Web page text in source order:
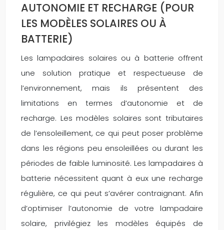
AUTONOMIE ET RECHARGE (POUR
LES MODÈLES SOLAIRES OU À
BATTERIE)
Les lampadaires solaires ou à batterie offrent
une solution pratique et respectueuse de
l’environnement, mais ils présentent des
limitations en termes d’autonomie et de
recharge. Les modèles solaires sont tributaires
de l’ensoleillement, ce qui peut poser problème
dans les régions peu ensoleillées ou durant les
périodes de faible luminosité. Les lampadaires à
batterie nécessitent quant à eux une recharge
régulière, ce qui peut s’avérer contraignant. Afin
d’optimiser l’autonomie de votre lampadaire
solaire, privilégiez les modèles équipés de